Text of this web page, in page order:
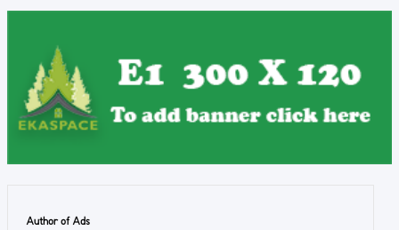
Author of Ads